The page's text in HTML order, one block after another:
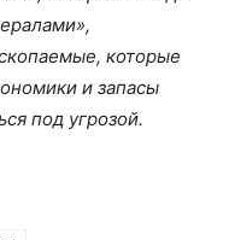
которые
и запасы
под угрозой.